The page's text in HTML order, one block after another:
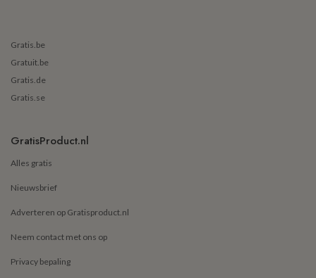
Gratis.be
Gratuit.be
Gratis.de
Gratis.se
GratisProduct.nl
Alles gratis
Nieuwsbrief
Adverteren op Gratisproduct.nl
Neem contact met ons op
Privacy bepaling